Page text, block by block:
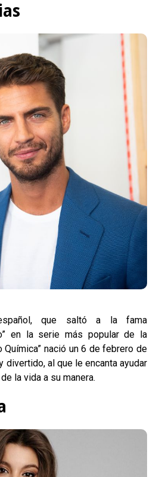
que saltó a la fama
en la serie más popular de la
Química” nació un 6 de febrero de
divertido, al que le encanta ayudar
la vida a su manera.